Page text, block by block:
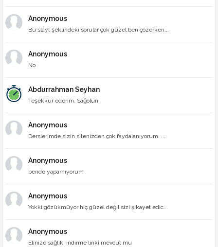
Anonymous
Bu slayt şeklindeki sorular çok güzel ben çözerken...
Anonymous
No
Abdurrahman Seyhan
Teşekkür ederim. Sağolun
Anonymous
Derslerimde sizin sitenizden çok faydalanıyorum. ...
Anonymous
bende yapamıyorum
Anonymous
Yokki gözükmüyor hiç güzel değil sizi şikayet edic...
Anonymous
Elinize sağlık, indirme linki mevcut mu